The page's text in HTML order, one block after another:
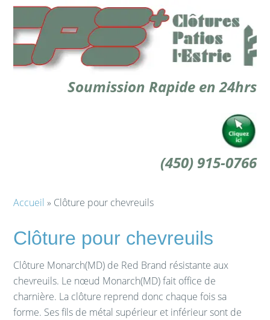
Soumission Rapide en 24hrs
(450) 915-0766
Accueil » Clôture pour chevreuils
Clôture pour chevreuils
Clôture Monarch(MD) de Red Brand résistante aux
chevreuils. Le nœud Monarch(MD) fait office de
charnière. La clôture reprend donc chaque fois sa
forme. Ses fils de métal supérieur et inférieur sont de